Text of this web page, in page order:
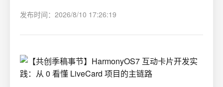
发布时间：2026/8/10 17:26:19